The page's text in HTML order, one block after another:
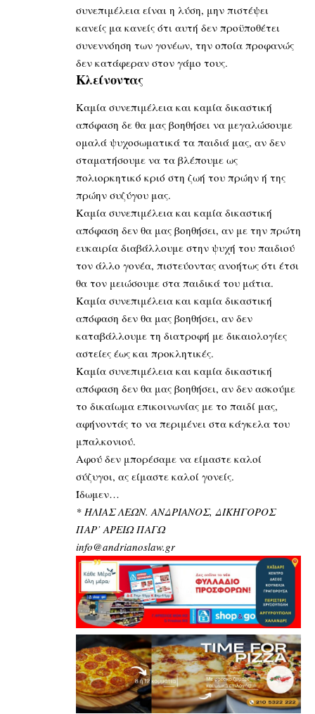
συνεπιμέλεια είναι η λύση, μην πιστέψει
κανείς μα κανείς ότι αυτή δεν προϋποθέτει
συνεννόηση των γονέων, την οποία προφανώς
δεν κατάφεραν στον γάμο τους.
Κλείνοντας
Καμία συνεπιμέλεια και καμία δικαστική
απόφαση δε θα μας βοηθήσει να μεγαλώσουμε
ομαλά ψυχοσωματικά τα παιδιά μας, αν δεν
σταματήσουμε να τα βλέπουμε ως
πολιορκητικό κριό στη ζωή του πρώην ή της
πρώην συζύγου μας.
Καμία συνεπιμέλεια και καμία δικαστική
απόφαση δεν θα μας βοηθήσει, αν με την πρώτη
ευκαιρία διαβάλλουμε στην ψυχή του παιδιού
τον άλλο γονέα, πιστεύοντας ανοήτως ότι έτσι
θα τον μειώσουμε στα παιδικά του μάτια.
Καμία συνεπιμέλεια και καμία δικαστική
απόφαση δεν θα μας βοηθήσει, αν δεν
καταβάλλουμε τη διατροφή με δικαιολογίες
αστείες έως και προκλητικές.
Καμία συνεπιμέλεια και καμία δικαστική
απόφαση δεν θα μας βοηθήσει, αν δεν ασκούμε
το δικαίωμα επικοινωνίας με το παιδί μας,
αφήνοντάς το να περιμένει στα κάγκελα του
μπαλκονιού.
Αφού δεν μπορέσαμε να είμαστε καλοί
σύζυγοι, ας είμαστε καλοί γονείς.
Ίδωμεν…
* ΗΛΙΑΣ ΛΕΩΝ. ΑΝΔΡΙΑΝΟΣ, ΔΙΚΗΓΟΡΟΣ
ΠΑΡ’ ΑΡΕΙΩ ΠΑΓΩ
info@andrianoslaw.gr